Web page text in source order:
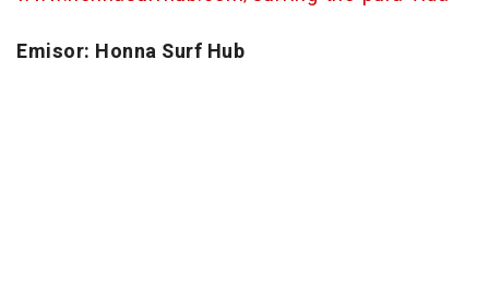
Emisor: Honna Surf Hub